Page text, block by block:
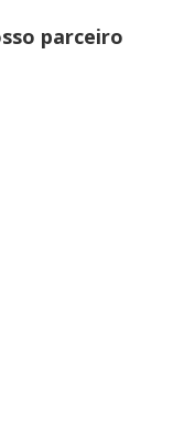
parceiro